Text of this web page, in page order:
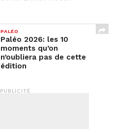
PALÉO
Paléo 2026: les 10
moments qu’on
n’oubliera pas de cette
édition
PUBLICITÉ